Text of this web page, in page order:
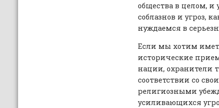
общества в целом,
соблазнов и угроз,
нуждаемся в
Если мы хотим
исторические
нации, охранители
соответствии со
религиозными
усиливающихся